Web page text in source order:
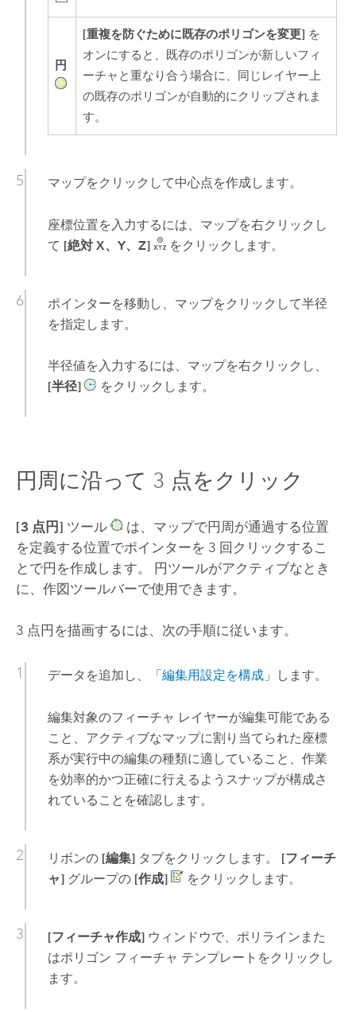
円
[重複を防ぐために既存のポリゴンを変更] を
オンにすると、既存のポリゴンが新しいフィ
ーチャと重なり合う場合に、同じレイヤー上
の既存のポリゴンが自動的にクリップされま
す。
マップをクリックして中心点を作成します。
座標位置を入力するには、マップを右クリックし
て [絶対 X、Y、Z] をクリックします。
ポインターを移動し、マップをクリックして半径
を指定します。
半径値を入力するには、マップを右クリックし、
[半径]
をクリックします。
円周に沿って 3 点をクリック
[3 点円] ツール
は、マップで円周が通過する位置
を定義する位置でポインターを 3 回クリックするこ
とで円を作成します。 円ツールがアクティブなとき
に、作図ツールバーで使用できます。
3 点円を描画するには、次の手順に従います。
データを追加し、「 編集用設定を構成」します。
編集対象のフィーチャ レイヤーが編集可能である
こと、アクティブなマップに割り当てられた座標
系が実行中の編集の種類に適していること、作業
を効率的かつ正確に行えるようスナップが構成さ
れていることを確認します。
リボンの [編集]タブをクリックします。 [フィーチ
ャ]グループの [作成] をクリックします。
[フィーチャ作成]ウィンドウで、ポリラインまた
はポリゴン フィーチャ テンプレートをクリックし
ます。